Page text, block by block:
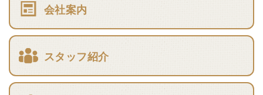
会社案内
スタッフ紹介